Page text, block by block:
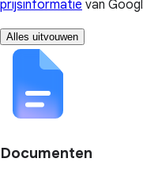
prijsinformatie van
Alles uitvouwen
Documenten